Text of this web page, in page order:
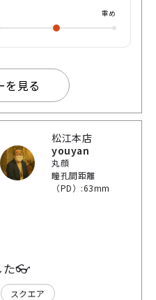
重め
を見る
松江本店
youyan
丸顔
瞳孔間距離
（PD）:63mm
た👓
スクエア